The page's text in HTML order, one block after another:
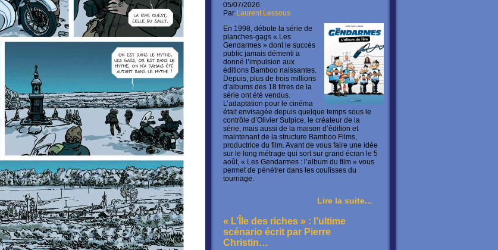
05/07/2026
Par Laurent Lessous
En 1998, débute la série de
planches-gags « Les
Gendarmes » dont le succès
public jamais démenti a
donné l’impulsion aux
éditions Bamboo naissantes.
Depuis, plus de trois millions
d’albums des 18 titres de la
série ont été vendus.
L’adaptation pour le cinéma
était envisagée depuis quelque temps sous le
contrôle d’Olivier Sulpice, le créateur de la
série, mais aussi de la maison d’édition et
maintenant de la structure Bamboo Films,
productrice du film. Avant de vous faire une idée
sur le long métrage qui sort sur grand écran le 5
août, « Les Gendarmes : l’album du film » vous
permet de pénétrer dans les coulisses du
tournage.
Lire la suite...
« L’Île des riches » : l’ultime
scénario écrit par Pierre
Christin…